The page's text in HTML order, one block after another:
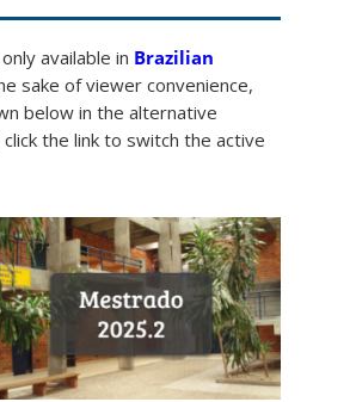
available in Brazilian
sake of viewer convenience,
below in the alternative
click the link to switch the active